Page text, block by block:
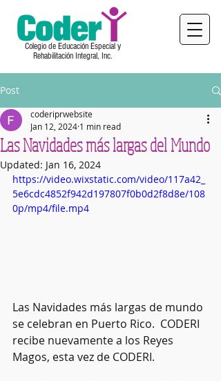
Colegio de Educación Especial y
Rehabilitación Integral, Inc.
Post
Las Navidades más largas del Mundo
coderiprwebsite
Jan 12, 2024 1 min read
Updated: Jan 16, 2024
https://video.wixstatic.com/video/117a42_
5e6cdc4852f942d197807f0b0d2f8d8e/108
0p/mp4/file.mp4
Las Navidades más largas de mundo
se celebran en Puerto Rico.  CODERI
recibe nuevamente a los Reyes
Magos, esta vez de CODERI.